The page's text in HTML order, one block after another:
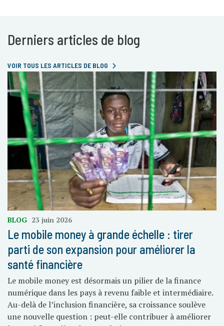
Derniers articles de blog
VOIR TOUS LES ARTICLES DE BLOG
BLOG 23 juin 2026
Le mobile money à grande échelle : tirer
parti de son expansion pour améliorer la
santé financière
Le mobile money est désormais un pilier de la finance
numérique dans les pays à revenu faible et intermédiaire.
Au-delà de l’inclusion financière, sa croissance soulève
une nouvelle question : peut-elle contribuer à améliorer